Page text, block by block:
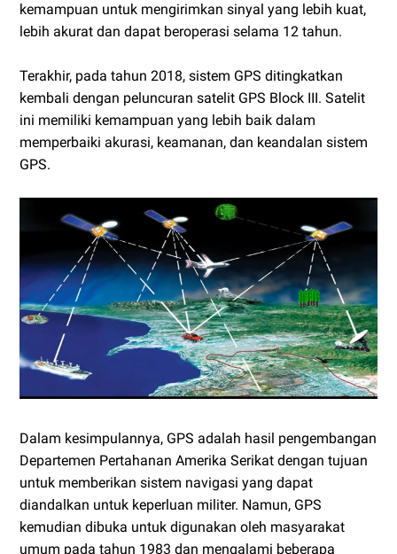
kemampuan untuk mengirimkan sinyal yang lebih kuat,
lebih akurat dan dapat beroperasi selama 12 tahun.
Terakhir, pada tahun 2018, sistem GPS ditingkatkan
kembali dengan peluncuran satelit GPS Block III. Satelit
ini memiliki kemampuan yang lebih baik dalam
memperbaiki akurasi, keamanan, dan keandalan sistem
GPS.
Dalam kesimpulannya, GPS adalah hasil pengembangan
Departemen Pertahanan Amerika Serikat dengan tujuan
untuk memberikan sistem navigasi yang dapat
diandalkan untuk keperluan militer. Namun, GPS
kemudian dibuka untuk digunakan oleh masyarakat
umum pada tahun 1983 dan mengalami beberapa